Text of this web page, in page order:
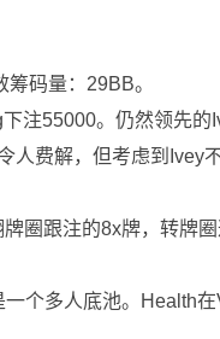
筹码量：29BB。
注55000。仍然领先的
人费解，但考虑到Ivey
圈跟注的8x牌，转牌
个多人底池。Health